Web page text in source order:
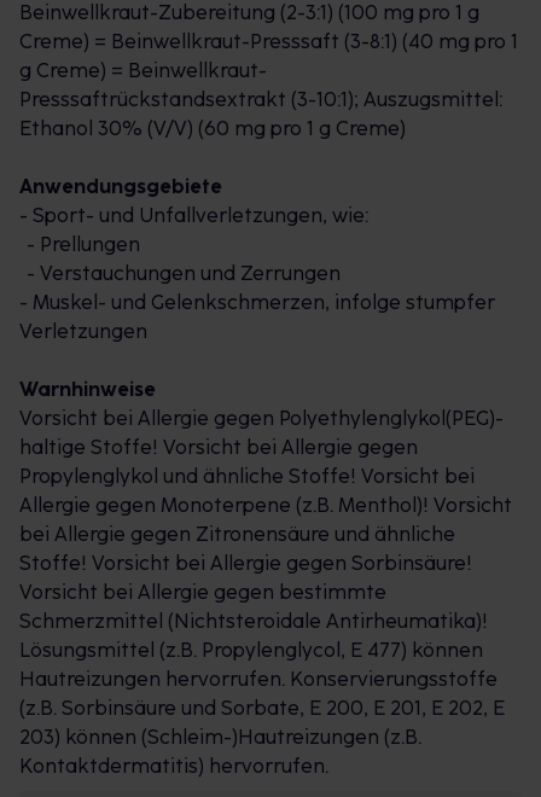
Beinwellkraut-Zubereitung (2-3:1) (100 mg pro 1 g
Creme) = Beinwellkraut-Presssaft (3-8:1) (40 mg pro 1
g Creme) = Beinwellkraut-
Presssaftrückstandsextrakt (3-10:1); Auszugsmittel:
Ethanol 30% (V/V) (60 mg pro 1 g Creme)
Anwendungsgebiete
- Sport- und Unfallverletzungen, wie:
- Prellungen
- Verstauchungen und Zerrungen
- Muskel- und Gelenkschmerzen, infolge stumpfer
Verletzungen
Warnhinweise
Vorsicht bei Allergie gegen Polyethylenglykol(PEG)-
haltige Stoffe! Vorsicht bei Allergie gegen
Propylenglykol und ähnliche Stoffe! Vorsicht bei
Allergie gegen Monoterpene (z.B. Menthol)! Vorsicht
bei Allergie gegen Zitronensäure und ähnliche
Stoffe! Vorsicht bei Allergie gegen Sorbinsäure!
Vorsicht bei Allergie gegen bestimmte
Schmerzmittel (Nichtsteroidale Antirheumatika)!
Lösungsmittel (z.B. Propylenglycol, E 477) können
Hautreizungen hervorrufen. Konservierungsstoffe
(z.B. Sorbinsäure und Sorbate, E 200, E 201, E 202, E
203) können (Schleim-)Hautreizungen (z.B.
Kontaktdermatitis) hervorrufen.